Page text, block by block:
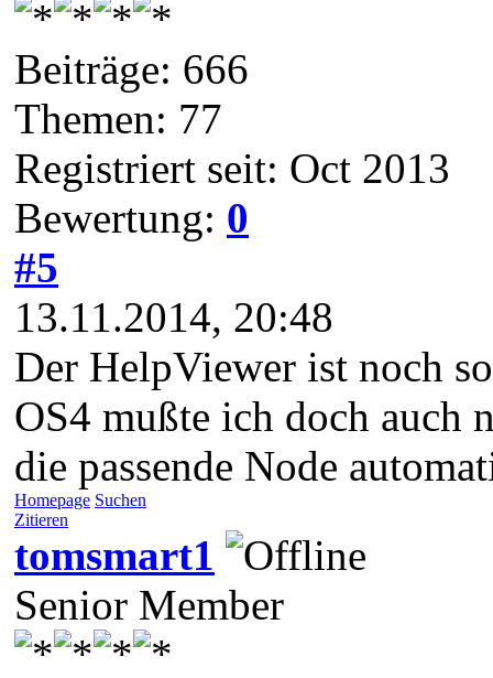
Beiträge: 666
Themen: 77
Registriert seit: Oct 2013
Bewertung: 0
#5
13.11.2014, 20:48
Der HelpViewer ist noch
OS4 mußte ich doch auch
die passende Node
Homepage Suchen
Zitieren
tomsmart1
Senior Member